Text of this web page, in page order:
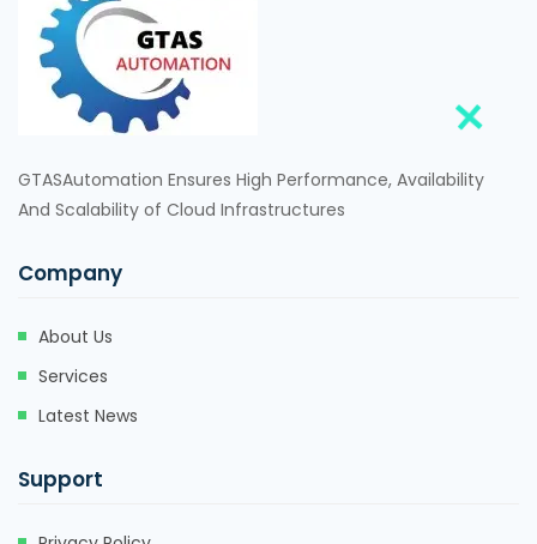
GTASAutomation Ensures High Performance, Availability
And Scalability of Cloud Infrastructures
Company
About Us
Services
Latest News
Support